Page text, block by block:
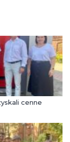
cenne